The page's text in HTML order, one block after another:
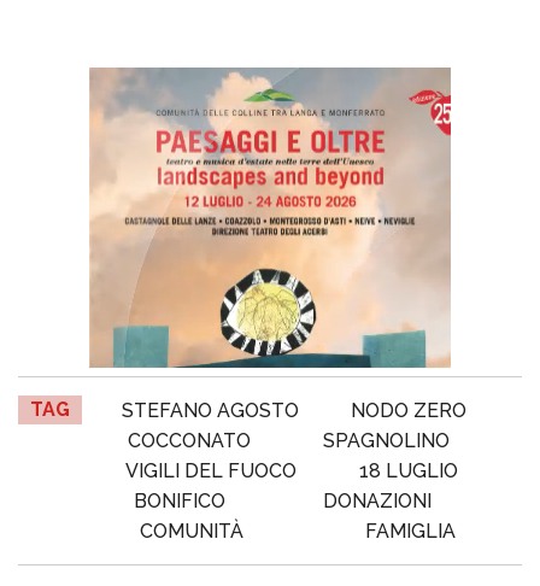
TAG STEFANO AGOSTO
NODO ZERO
COCCONATO
SPAGNOLINO
VIGILI DEL FUOCO
18 LUGLIO
BONIFICO
DONAZIONI
COMUNITÀ
FAMIGLIA